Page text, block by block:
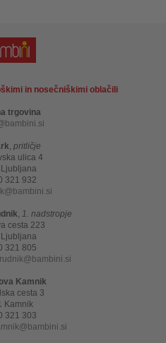
in nosečniškimi oblačili
trgovina
bambini.si
, pritličje
ulica 4
321 932
bambini.si
, 1. nadstropje
cesta 223
321 805
bambini.si
Kamnik
cesta 3
Kamnik
321 303
bambini.si